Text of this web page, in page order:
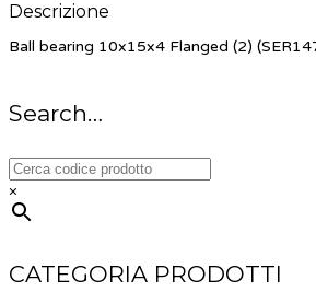
Descrizione
Ball bearing 10x15x4 Flanged (2)
Search…
×
CATEGORIA PRODOTTI